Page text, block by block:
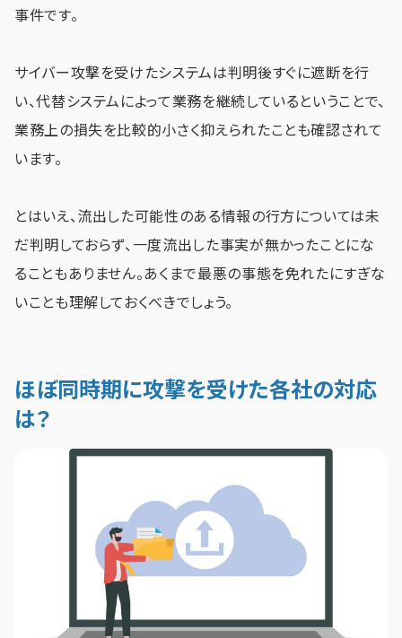
事件です。
サイバー攻撃を受けたシステムは判明後すぐに遮断を行
い、代替システムによって業務を継続しているということで、
業務上の損失を比較的小さく抑えられたことも確認されて
います。
とはいえ、流出した可能性のある情報の行方については未
だ判明しておらず、一度流出した事実が無かったことにな
ることもありません。あくまで最悪の事態を免れたにすぎな
いことも理解しておくべきでしょう。
ほぼ同時期に攻撃を受けた各社の対応
は？